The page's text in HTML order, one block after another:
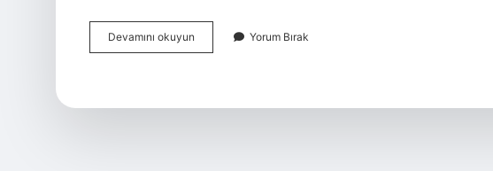
Devamını okuyun
Fiyat
Yorum Bırak